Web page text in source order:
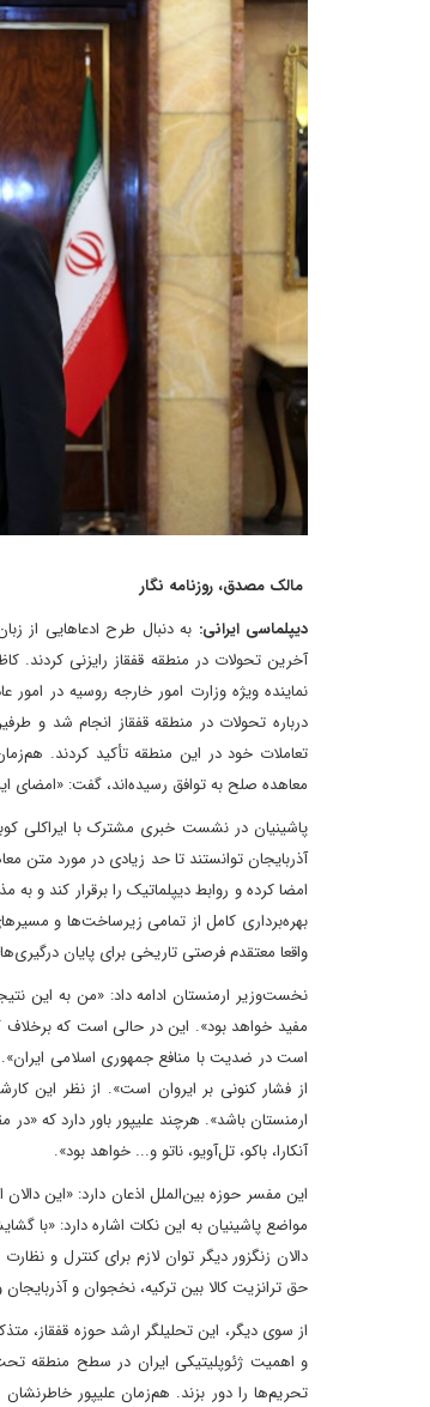
مالک مصدق، روزنامه نگار
دیپلماسی ایرانی: به دنبال طرح ادعاهایی از
آخرین تحولات در منطقه قفقاز رایزنی کردند.
نماینده ویژه وزارت امور خارجه روسیه در
درباره تحولات در منطقه قفقاز انجام شد و
معاهده صلح به توافق رسیده‌اند، گفت: «امضای
پاشینیان در نشست خبری مشترک با ایراکلی
امضا کرده و روابط دیپلماتیک را برقرار کند و
بهره‌برداری کامل از تمامی زیرساخت‌ها و
واقعا معتقدم فرصتی تاریخی برای پایان
نخست‌وزیر ارمنستان ادامه داد: «من به این
مفید خواهد بود». این در‌ حالی است که بر‌خلاف
است در ضدیت با منافع جمهوری اسلامی ایران».
از فشار کنونی بر ایروان است‌». از نظر این
ارمنستان باشد». هرچند‌ علیپور باور دارد که
آنکارا، باکو، تل‌آویو، ناتو و‌... خواهد بود».‌
این مفسر حوزه بین‌الملل اذعان دارد: «این دالان
مواضع پاشینیان به این نکات اشاره دارد: «با
دالان زنگزور دیگر توان لازم برای کنترل و
حق ترانزیت کالا بین ترکیه، نخجوان و
و اهمیت ژئوپلیتیکی ایران در سطح منطقه تحت
تحریم‌ها را دور بزند. هم‌زمان علیپور